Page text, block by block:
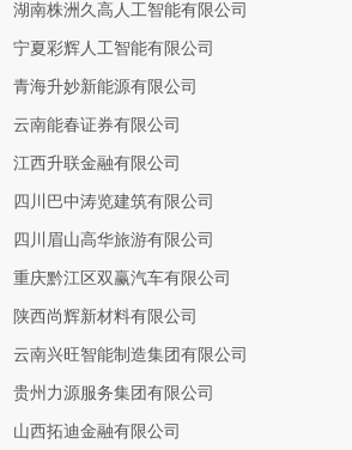
湖南株洲久高人工智能有限公司
宁夏彩辉人工智能有限公司
青海升妙新能源有限公司
云南能春证券有限公司
江西升联金融有限公司
四川巴中涛览建筑有限公司
四川眉山高华旅游有限公司
重庆黔江区双赢汽车有限公司
陕西尚辉新材料有限公司
云南兴旺智能制造集团有限公司
贵州力源服务集团有限公司
山西拓迪金融有限公司